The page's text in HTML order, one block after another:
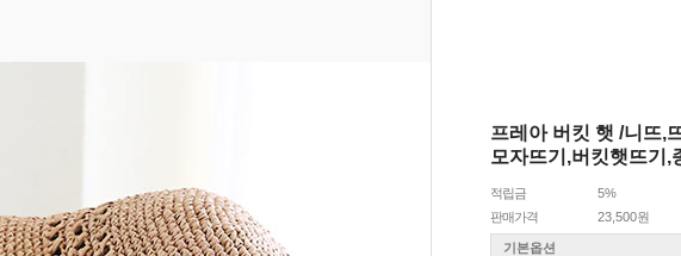
프레아 버킷 햇 /니뜨,
모자뜨기,버킷햇뜨기,
적립금
5%
판매가격
23,500원
기본옵션